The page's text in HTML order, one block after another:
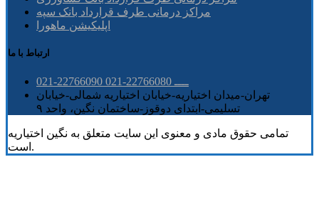
مراکز درمانی طرف قرارداد بانک سپه
اپلیکیشن ماهورا
ارتباط با ما
021-22766090 ــــ 22766080-021
تهران-میدان اختیاریه-خیابان اختیاریه شمالی-خیابان
تسلیمی-ابتدای دوقوز-ساختمان نگین، واحد ۹
تمامی حقوق مادی و معنوی این سایت متعلق به نگین اختیاریه
است.